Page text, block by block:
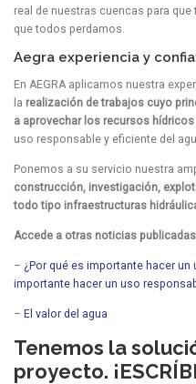
real de nuestras cuencas para
que todos perdamos.
Aegra experiencia y
En AEGRA aplicamos nuestra
la realización de trabajos cuyo
a aprovechar los recursos hídricos
uso responsable y eficiente del
Ponemos a su servicio nuestra
construcción, investigación,
todo tipo infraestructuras
Accede a otras noticias
– ¿Por qué es importante hacer un
importante hacer un uso
– El valor del agua
Tenemos la
proyecto.